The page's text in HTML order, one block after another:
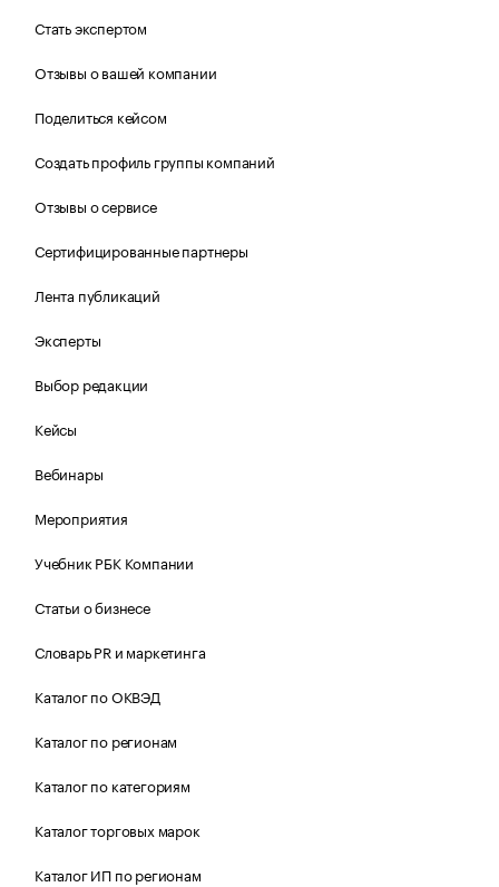
Стать экспертом
Отзывы о вашей компании
Поделиться кейсом
Создать профиль группы компаний
Отзывы о сервисе
Сертифицированные партнеры
Лента публикаций
Эксперты
Выбор редакции
Кейсы
Вебинары
Мероприятия
Учебник РБК Компании
Статьи о бизнесе
Словарь PR и маркетинга
Каталог по ОКВЭД
Каталог по регионам
Каталог по категориям
Каталог торговых марок
Каталог ИП по регионам